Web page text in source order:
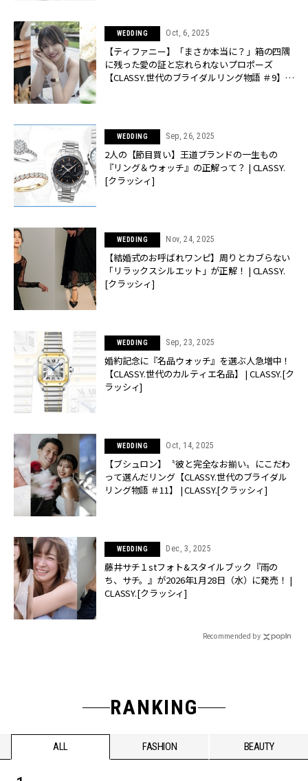
WEDDING Oct, 6, 2025
【ティファニー】「まさか本当に？」――箱の四隅
に残った愛の証と忘れられないプロポーズ
【CLASSY.世代のブライダルリング物語 ＃9】 |
WEDDING Sep, 26, 2025
2人の【節目買い】王道ブランドの一生もの
『リング＆ウォッチ』の正解って？ | CLASSY.
[クラッシィ]
WEDDING Nov, 24, 2025
【結婚式のお呼ばれワンピ】周りとカブらない
「リラックスシルエット」が正解！ | CLASSY.
[クラッシィ]
WEDDING Sep, 23, 2025
婚約記念に『名品ウォッチ』を選ぶ人急増中！
【CLASSY.世代のカルティエ名品】 | CLASSY.[ク
ラッシィ]
WEDDING Oct, 14, 2025
【ブシュロン】〝彼と完全なお揃い〟にこだわ
って選んだリング【CLASSY.世代のブライダル
リング物語 ＃11】 | CLASSY.[クラッシィ]
WEDDING Dec, 3, 2025
藤井サチ１stフォト&スタイルブック『雨の
ち、サチ。』が2026年1月28日（水）に発売！ |
CLASSY.[クラッシィ]
Recommended by
RANKING
ALL FASHION BEAUTY